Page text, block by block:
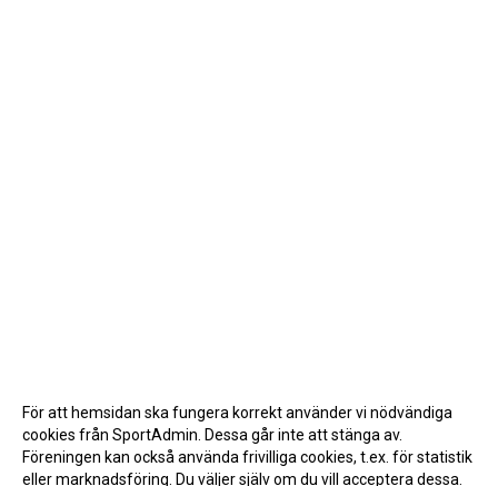
För att hemsidan ska fungera korrekt använder vi nödvändiga
cookies från SportAdmin. Dessa går inte att stänga av.
Föreningen kan också använda frivilliga cookies, t.ex. för statistik
eller marknadsföring. Du väljer själv om du vill acceptera dessa.